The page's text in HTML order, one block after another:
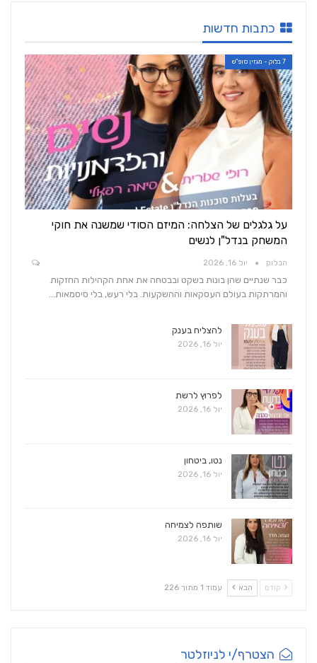
כתבות חדשות
7 בלוק - מגזין סופ"ש
על גלגלים של הצלחה: המיזם הסודי שמשנה את חוקי
המשחק בנדל"ן לנשים
הבלוק יול 16, 2026
כבר שנתיים שהן בונות בשקט ובבטחה את אחת הקהילות החזקות
והמרתקות בעולם העסקאות וההשקעות. בלי רעש, בלי סיסמאות…
להצליח בענק
יול 16, 2026
לפרוץ לרשת
יול 16, 2026
נטו, ביטחון
יול 16, 2026
שותפה לצמיחה
יול 16, 2026
קודם הבא עמוד 1 מתוך 226
הצטרף/י לניוזלטר